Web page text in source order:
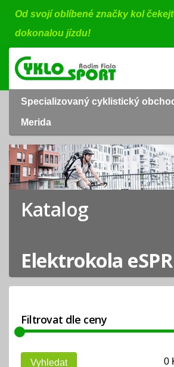
Od svojí oblíbené značky kol
dokonalou jízdu!
Specializovaný cyklistický
Merida
Katalog
Elektrokola
Filtrovat dle ceny
0